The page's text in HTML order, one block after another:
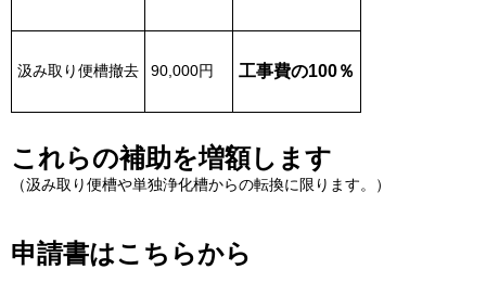
汲み取り便槽撤去 90,000円 工事費の100％
これらの補助を増額します
（汲み取り便槽や単独浄化槽からの転換に限ります。）
申請書はこちらから